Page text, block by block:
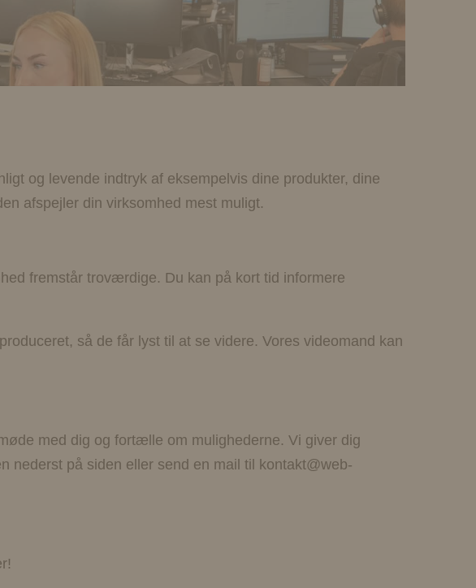
og levende indtryk af eksempelvis dine produkter, dine
afspejler din virksomhed mest muligt.
fremstår troværdige. Du kan på kort tid informere
så de får lyst til at se videre. Vores videomand kan
med dig og fortælle om mulighederne. Vi giver dig
nederst på siden eller send en mail til kontakt@web-